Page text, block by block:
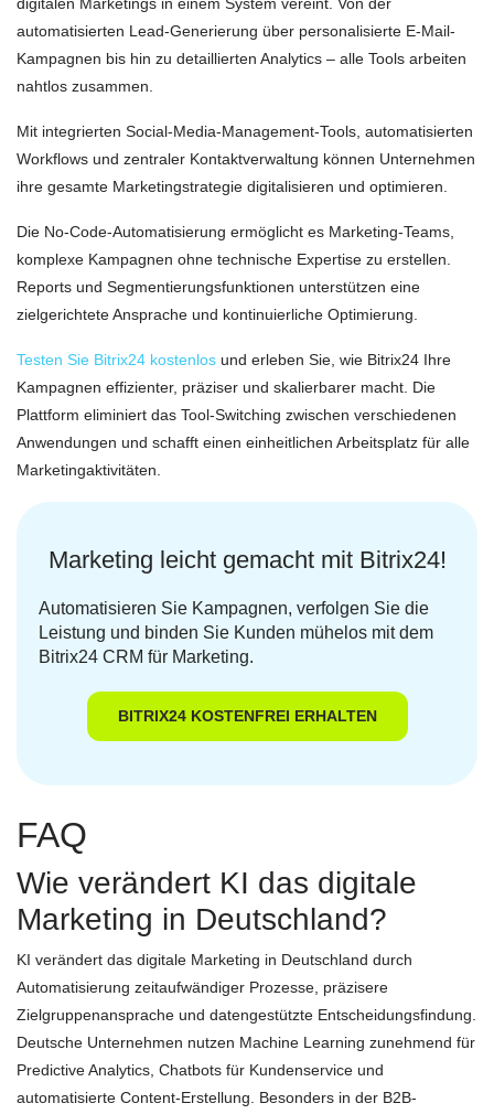
automatisierten Lead-Generierung über personalisierte E-Mail-
Kampagnen bis hin zu detaillierten Analytics – alle Tools arbeiten
nahtlos zusammen.
Mit integrierten Social-Media-Management-Tools, automatisierten
Workflows und zentraler Kontaktverwaltung können Unternehmen
ihre gesamte Marketingstrategie digitalisieren und optimieren.
Die No-Code-Automatisierung ermöglicht es Marketing-Teams,
komplexe Kampagnen ohne technische Expertise zu erstellen.
Reports und Segmentierungsfunktionen unterstützen eine
zielgerichtete Ansprache und kontinuierliche Optimierung.
Testen Sie Bitrix24 kostenlos und erleben Sie, wie Bitrix24 Ihre
Kampagnen effizienter, präziser und skalierbarer macht. Die
Plattform eliminiert das Tool-Switching zwischen verschiedenen
Anwendungen und schafft einen einheitlichen Arbeitsplatz für alle
Marketingaktivitäten.
Marketing leicht gemacht mit Bitrix24!
Automatisieren Sie Kampagnen, verfolgen Sie die
Leistung und binden Sie Kunden mühelos mit dem
Bitrix24 CRM für Marketing.
BITRIX24 KOSTENFREI ERHALTEN
FAQ
Wie verändert KI das digitale
Marketing in Deutschland?
KI verändert das digitale Marketing in Deutschland durch
Automatisierung zeitaufwändiger Prozesse, präzisere
Zielgruppenansprache und datengestützte Entscheidungsfindung.
Deutsche Unternehmen nutzen Machine Learning zunehmend für
Predictive Analytics, Chatbots für Kundenservice und
automatisierte Content-Erstellung. Besonders in der B2B-